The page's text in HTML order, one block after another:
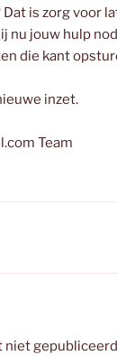
is zorg voor
nu jouw hulp
die kant
inzet.
Team
niet